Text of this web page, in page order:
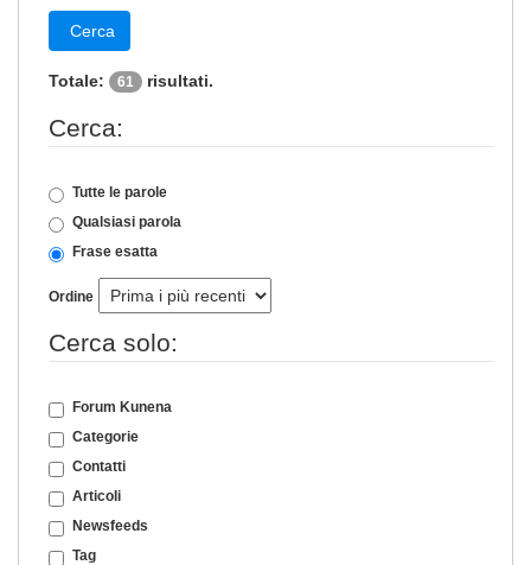
Cerca
Totale: 61 risultati.
Cerca:
Tutte le parole
Qualsiasi parola
Frase esatta
Ordine
Cerca solo:
Forum Kunena
Categorie
Contatti
Articoli
Newsfeeds
Tag